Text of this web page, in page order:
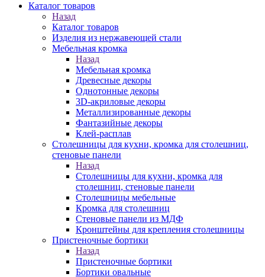
Каталог товаров
Назад
Каталог товаров
Изделия из нержавеющей стали
Мебельная кромка
Назад
Мебельная кромка
Древесные декоры
Однотонные декоры
3D-акриловые декоры
Металлизированные декоры
Фантазийные декоры
Клей-расплав
Столешницы для кухни, кромка для столешниц,
стеновые панели
Назад
Столешницы для кухни, кромка для
столешниц, стеновые панели
Столешницы мебельные
Кромка для столешниц
Стеновые панели из МДФ
Кронштейны для крепления столешницы
Пристеночные бортики
Назад
Пристеночные бортики
Бортики овальные